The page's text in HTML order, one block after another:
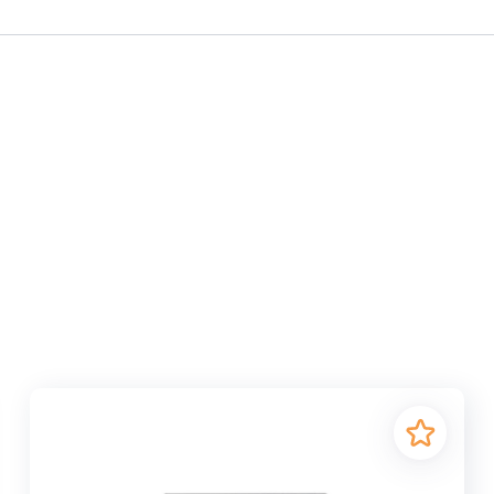
марок СЧ10-СЧ15 ГОСТ 1412-85, соответствует РСТ